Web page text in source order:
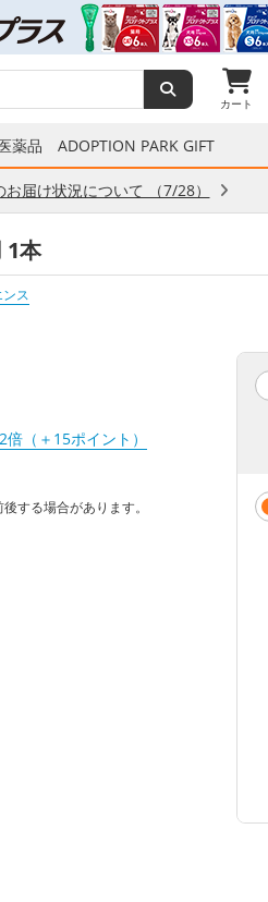
カート
薬品 ADOPTION PARK GIFT
届け状況について （7/28）
1本
ス
（＋15ポイント）
する場合があります。